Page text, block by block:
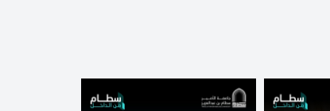
الصورة